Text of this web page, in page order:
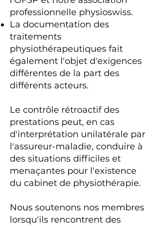
professionnelle physioswiss.
La documentation des
traitements
physiothérapeutiques fait
également l'objet d'exigences
différentes de la part des
différents acteurs.
Le contrôle rétroactif des
prestations peut, en cas
d'interprétation unilatérale par
l'assureur-maladie, conduire à
des situations difficiles et
menaçantes pour l'existence
du cabinet de physiothérapie.
Nous soutenons nos membres
lorsqu'ils rencontrent des